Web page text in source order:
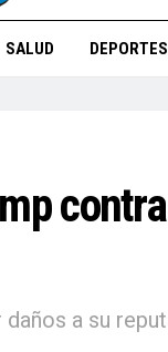
SALUD DEPORTES
a su